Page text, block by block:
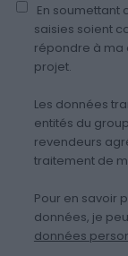
En soumettant
saisies soient
répondre à ma
projet.
Les données
entités du
revendeurs
traitement de
Pour en savoir
données, je
données